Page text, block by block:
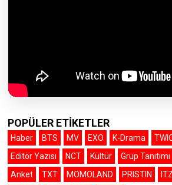
POPÜLER ETİKETLER
Haber BTS MV EXO K-Drama
Editör Yazısı
NCT Kültür Grup Tanıtımı
Anket
TXT MOMOLAND PRISTIN